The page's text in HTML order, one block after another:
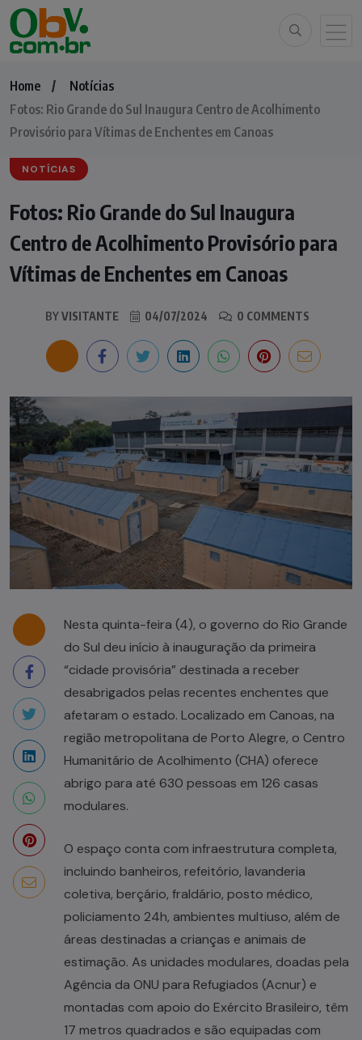
Home
Notícias
Fotos: Rio Grande do Sul Inaugura Centro de Acolhimento
Provisório para Vítimas de Enchentes em Canoas
NOTÍCIAS
Fotos: Rio Grande do Sul Inaugura
Centro de Acolhimento Provisório para
Vítimas de Enchentes em Canoas
BYVISITANTE 04/07/2024 0 COMMENTS
Nesta quinta-feira (4), o governo do Rio Grande
do Sul deu início à inauguração da primeira
“cidade provisória” destinada a receber
desabrigados pelas recentes enchentes que
afetaram o estado. Localizado em Canoas, na
região metropolitana de Porto Alegre, o Centro
Humanitário de Acolhimento (CHA) oferece
abrigo para até 630 pessoas em 126 casas
modulares.
O espaço conta com infraestrutura completa,
incluindo banheiros, refeitório, lavanderia
coletiva, berçário, fraldário, posto médico,
policiamento 24h, ambientes multiuso, além de
áreas destinadas a crianças e animais de
estimação. As unidades modulares, doadas pela
Agência da ONU para Refugiados (Acnur) e
montadas com apoio do Exército Brasileiro, têm
17 metros quadrados e são equipadas com